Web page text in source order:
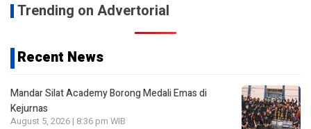
Trending on Advertorial
Recent News
Mandar Silat Academy Borong Medali Emas di
Kejurnas
August 5, 2026 | 8:36 pm WIB